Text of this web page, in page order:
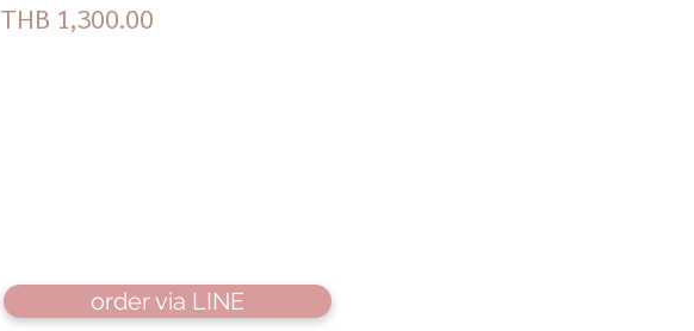
THB 1,300.00
order via LINE